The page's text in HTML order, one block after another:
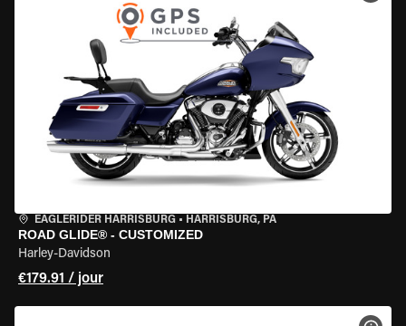
EAGLERIDER HARRISBURG • HARRISBURG, PA
ROAD GLIDE® - CUSTOMIZED
Harley-Davidson
€179.91 / jour